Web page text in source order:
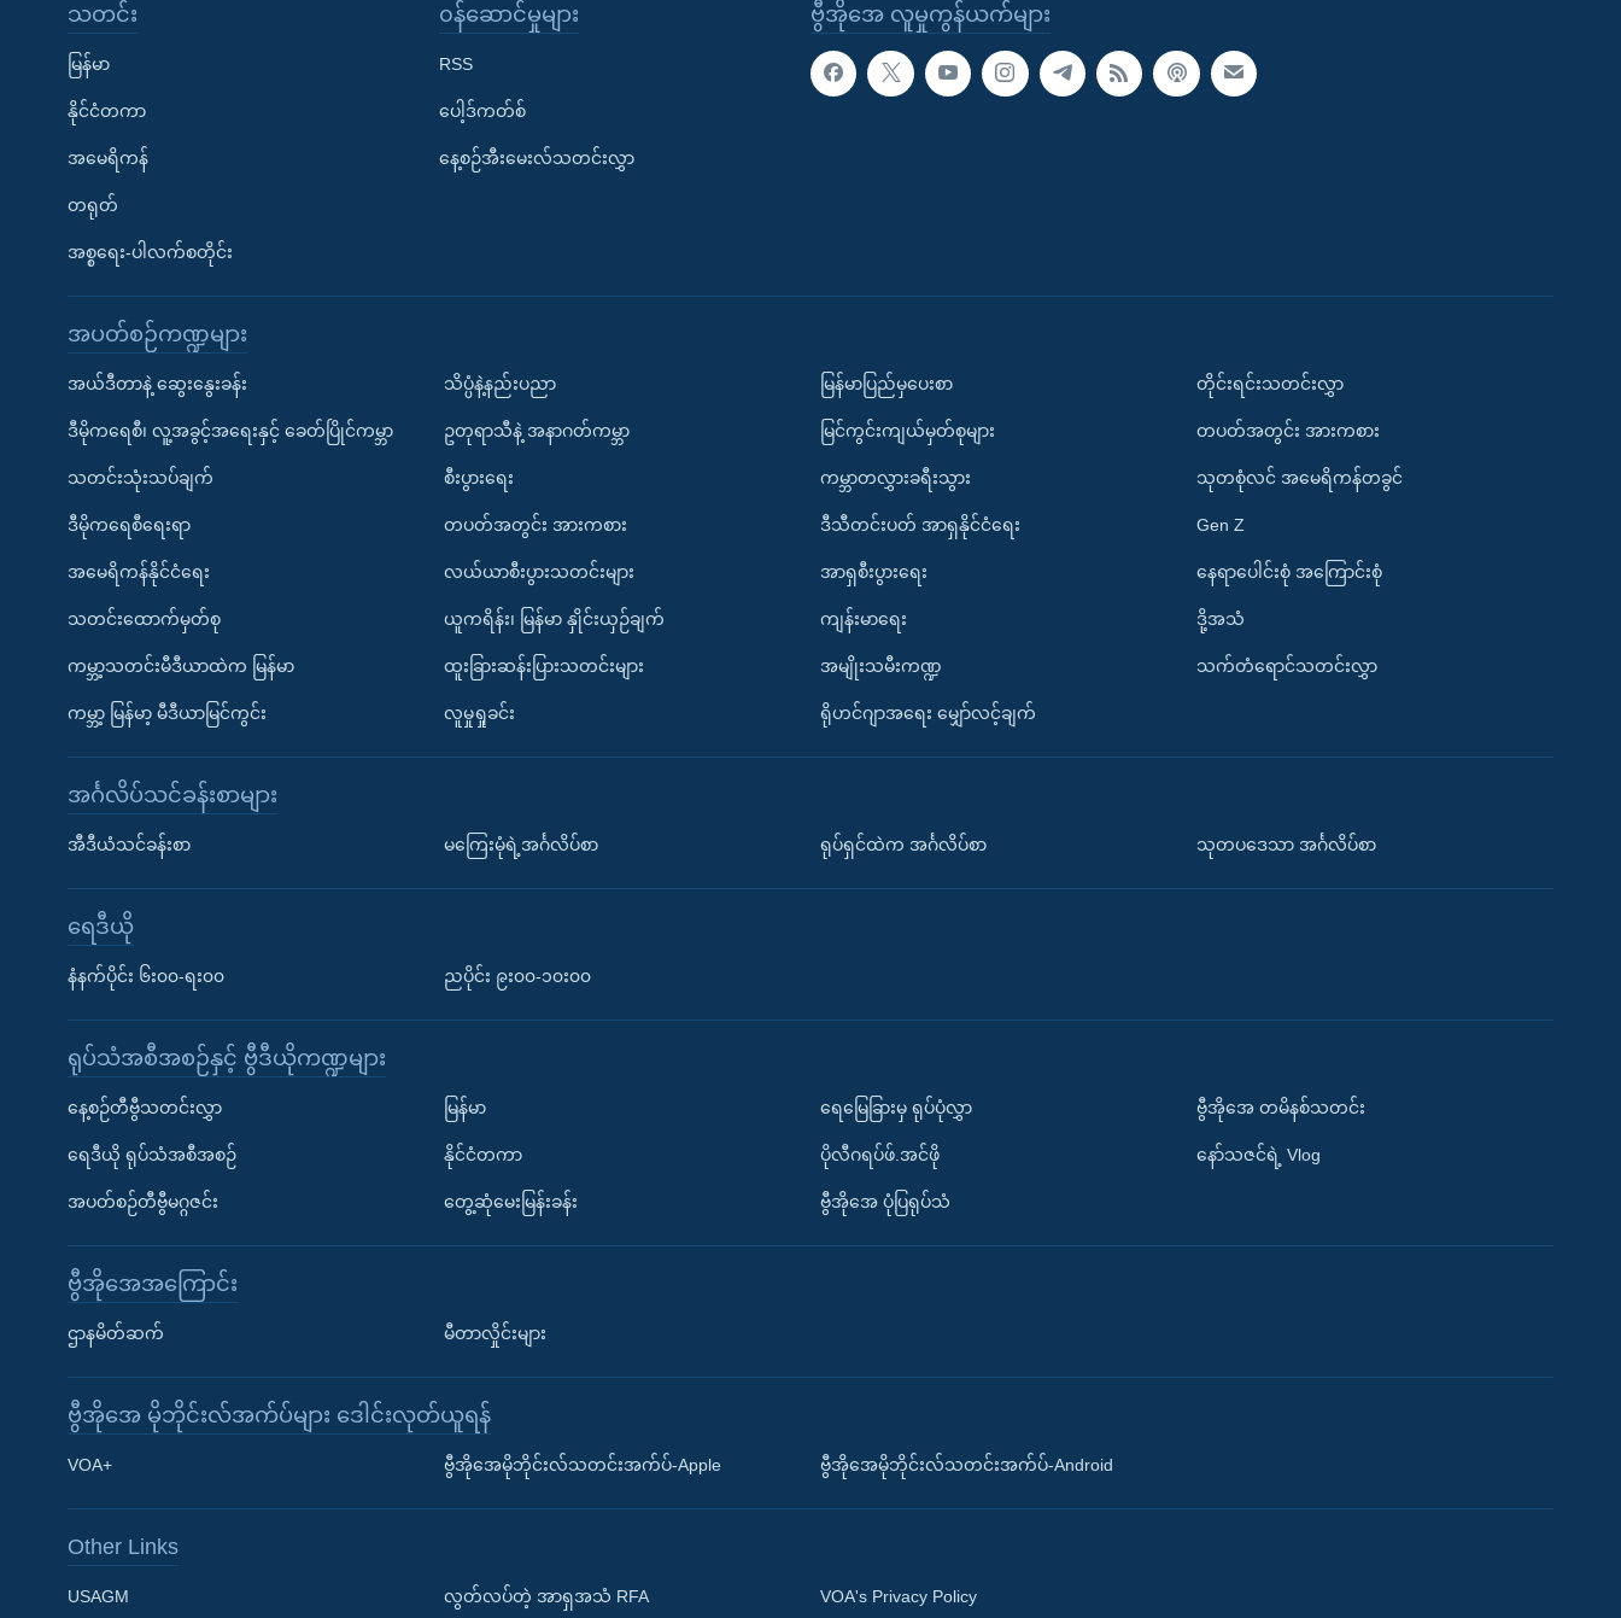
Learning English
ဗွီအိုအေ လူမှုကွန်ယက်များ
သတင်း
မြန်မာ
နိုင်ငံတကာ
အမေရိကန်
တရုတ်
အစ္စရေး-ပါလက်စတိုင်း
၀န်ဆောင်မှုများ
RSS
ပေါ့ဒ်ကတ်စ်
နေ့စဉ်အီးမေးလ်သတင်းလွှာ
အပတ်စဉ်ကဏ္ဍများ
အယ်ဒီတာနဲ့ ဆွေးနွေးခန်း
ဒီမိုကရေစီ၊ လူ့အခွင့်အရေးနှင့် ခေတ်ပြိုင်ကမ္ဘာ
သတင်းသုံးသပ်ချက်
ဒီမိုကရေစီရေးရာ
အမေရိကန်နိုင်ငံရေး
သတင်းထောက်မှတ်စု
ကမ္ဘာ့သတင်းမီဒီယာထဲက မြန်မာ
ကမ္ဘာ့ မြန်မာ့ မီဒီယာမြင်ကွင်း
သိပ္ပံနဲ့နည်းပညာ
ဥတုရာသီနဲ့ အနာဂတ်ကမ္ဘာ
စီးပွားရေး
တပတ်အတွင်း အားကစား
လယ်ယာစီးပွားသတင်းများ
ယူကရိန်း၊ မြန်မာ နှိုင်းယှဉ်ချက်
ထူးခြားဆန်းပြားသတင်းများ
လူမှုရှုခင်း
မြန်မာပြည်မှပေးစာ
မြင်ကွင်းကျယ်မှတ်စုများ
ကမ္ဘာတလွှားခရီးသွား
ဒီသီတင်းပတ် အာရှနိုင်ငံရေး
အာရှစီးပွားရေး
ကျန်းမာရေး
အမျိုးသမီးကဏ္ဍ
ရိုဟင်ဂျာအရေး မျှော်လင့်ချက်
တိုင်းရင်းသတင်းလွှာ
တပတ်အတွင်း အားကစား
သုတစုံလင် အမေရိကန်တခွင်
Gen Z
နေရာပေါင်းစုံ အကြောင်းစုံ
ဒို့အသံ
သက်တံရောင်သတင်းလွှာ
အင်္ဂလိပ်သင်ခန်းစာများ
အီဒီယံသင်ခန်းစာ မကြေးမုံရဲ့အင်္ဂလိပ်စာ ရုပ်ရှင်ထဲက အင်္ဂလိပ်စာ သုတပဒေသာ အင်္ဂလိပ်စာ
ရေဒီယို
နံနက်ပိုင်း ၆း၀၀-ရး၀၀ ညပိုင်း ၉း၀၀-၁၀း၀၀
ရုပ်သံအစီအစဉ်နှင့် ဗွီဒီယိုကဏ္ဍများ
နေ့စဉ်တီဗွီသတင်းလွှာ
ရေဒီယို ရုပ်သံအစီအစဉ်
အပတ်စဉ်တီဗွီမဂ္ဂဇင်း
မြန်မာ
နိုင်ငံတကာ
တွေ့ဆုံမေးမြန်းခန်း
ရေမြေခြားမှ ရုပ်ပုံလွှာ
ပိုလီဂရပ်ဖ်.အင်ဖို
ဗွီအိုအေ ပုံပြရုပ်သံ
ဗွီအိုအေ တမိနစ်သတင်း
နော်သဇင်ရဲ့ Vlog
ဗွီအိုအေအကြောင်း
ဌာနမိတ်ဆက် မီတာလှိုင်းများ
ဗွီအိုအေ မိုဘိုင်းလ်အက်ပ်များ ဒေါင်းလုတ်ယူရန်
VOA+ ဗွီအိုအေမိုဘိုင်းလ်သတင်းအက်ပ်-Apple ဗွီအိုအေမိုဘိုင်းလ်သတင်းအက်ပ်-Android
Other Links
USAGM လွတ်လပ်တဲ့ အာရှအသံ RFA VOA's Privacy Policy